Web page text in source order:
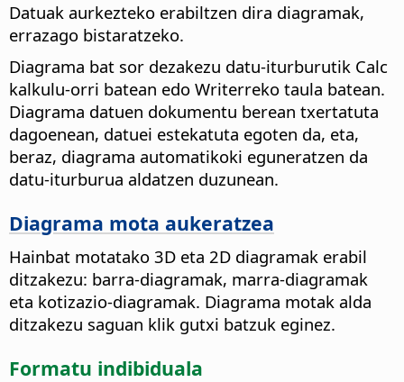
Datuak aurkezteko erabiltzen dira diagramak,
errazago bistaratzeko.
Diagrama bat sor dezakezu datu-iturburutik Calc
kalkulu-orri batean edo Writerreko taula batean.
Diagrama datuen dokumentu berean txertatuta
dagoenean, datuei estekatuta egoten da, eta,
beraz, diagrama automatikoki eguneratzen da
datu-iturburua aldatzen duzunean.
Diagrama mota aukeratzea
Hainbat motatako 3D eta 2D diagramak erabil
ditzakezu: barra-diagramak, marra-diagramak
eta kotizazio-diagramak. Diagrama motak alda
ditzakezu saguan klik gutxi batzuk eginez.
Formatu indibiduala